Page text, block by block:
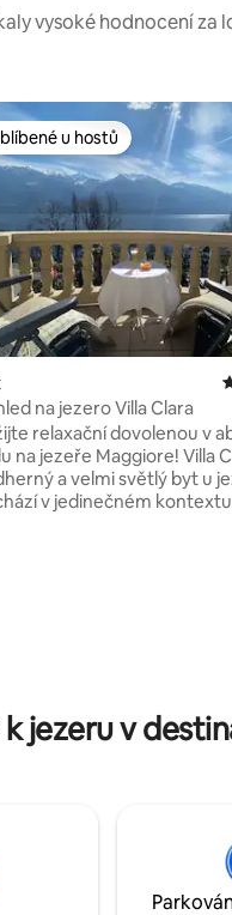
vysoké hodnocení
4,85 z 5, 166 hodnocení
u hostů
u hostů
na jezero Villa Clara
relaxační dovolenou v
na jezeře Maggiore! Villa
a velmi světlý byt u
v jedinečném
jezeru v